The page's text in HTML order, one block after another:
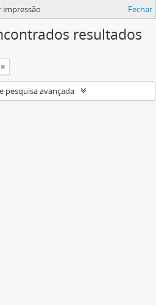
impressão Fechar
resultados
pesquisa avançada